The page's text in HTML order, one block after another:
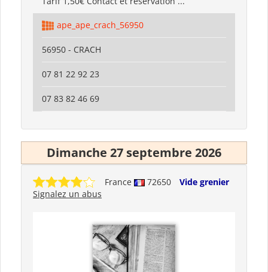
ape_ape_crach_56950
56950 - CRACH
07 81 22 92 23
07 83 82 46 69
Dimanche 27 septembre 2026
France 72650
Vide grenier
Signalez un abus